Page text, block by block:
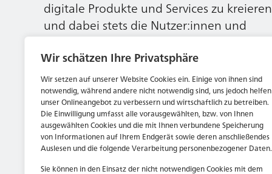
Wir schätzen Ihre Privatsphäre
Wir setzen auf unserer Website Cookies ein. Einige von ihnen sind
notwendig, während andere nicht notwendig sind, uns jedoch helfen
unser Onlineangebot zu verbessern und wirtschaftlich zu betreiben.
Die Einwilligung umfasst alle vorausgewählten, bzw. von Ihnen
ausgewählten Cookies und die mit Ihnen verbundene Speicherung
von Informationen auf Ihrem Endgerät sowie deren anschließendes
Auslesen und die folgende Verarbeitung personenbezogener Daten.
Sie können in den Einsatz der nicht notwendigen Cookies mit dem
digitale Produkte und Services zu kreieren
und dabei stets die Nutzer:innen und
unsere Kund:innen im Auge behalten.
Jetzt bewerben